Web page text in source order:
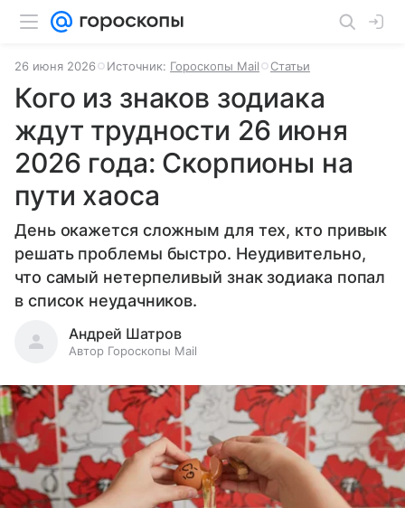
26 июня 2026 Источник: Гороскопы Mail Статьи
Кого из знаков зодиака
ждут трудности 26 июня
2026 года: Скорпионы на
пути хаоса
День окажется сложным для тех, кто привык
решать проблемы быстро. Неудивительно,
что самый нетерпеливый знак зодиака попал
в список неудачников.
Андрей Шатров
Автор Гороскопы Mail